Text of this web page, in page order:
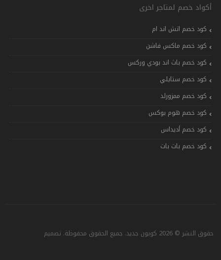
أكواد خصم لمتاجر اخرى
كود خصم اتش اند ام
كود خصم ماكس فاشن
كود خصم باث اند بودي وركس
كود خصم ستايلي
كود خصم ممزورلد
كود خصم هوم بوكس
كود خصم أديداس
كود خصم بات بات
حقوق النشر © 2026 كوبون جديد. جميع الحقوق محفوظة. تصميم